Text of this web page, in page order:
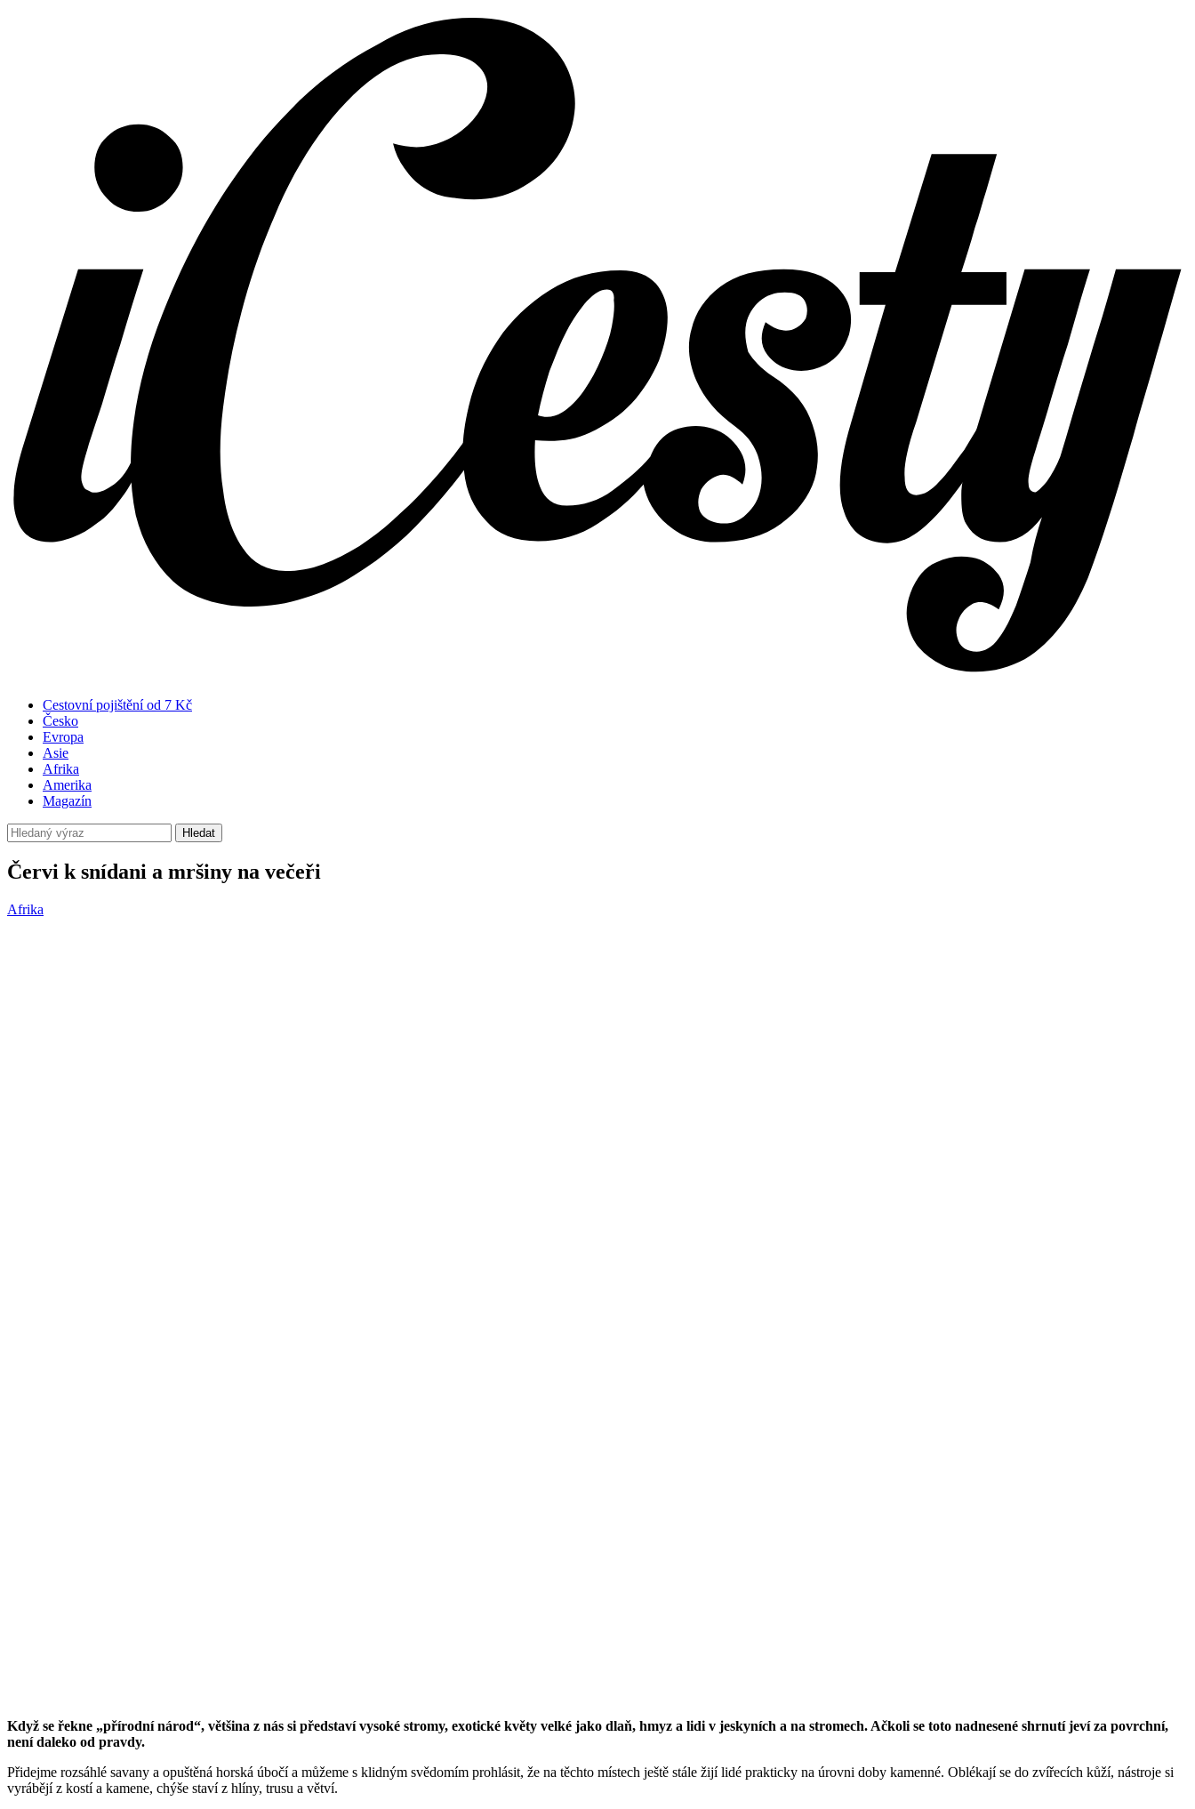
Cestovní pojištění od 7 Kč
Česko
Evropa
Asie
Afrika
Amerika
Magazín
Hledat
Červi k snídani a mršiny na večeři
Afrika
Když se řekne „přírodní národ“, většina z nás si představí vysoké stromy, exotické květy velké jako dlaň, hmyz a lidi v jeskyních a na stromech. Ačkoli se toto nadnesené shrnutí jeví za povrchní,
není daleko od pravdy.
Přidejme rozsáhlé savany a opuštěná horská úbočí a můžeme s klidným svědomím prohlásit, že na těchto místech ještě stále žijí lidé prakticky na úrovni doby kamenné. Oblékají se do zvířecích kůží, nástroje si
vyrábějí z kostí a kamene, chýše staví z hlíny, trusu a větví.